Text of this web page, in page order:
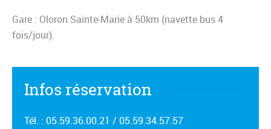
Gare : Oloron Sainte-Marie à 50km (navette bus 4
fois/jour).
Infos réservation
Tél. : 05.59.36.00.21 / 05.59.34.57.57